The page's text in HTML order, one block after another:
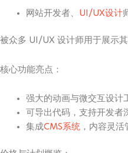
网站开发者、 UI/UX设计
被众多 UI/UX 设计师用于展示其
核心功能亮点：
强大的动画与微交互设计
可导出代码，支持开发者
集成CMS系统，内容灵活